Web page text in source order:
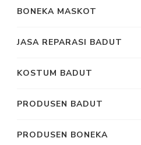
BONEKA MASKOT
JASA REPARASI BADUT
KOSTUM BADUT
PRODUSEN BADUT
PRODUSEN BONEKA